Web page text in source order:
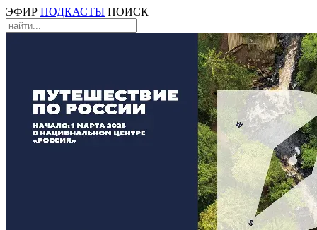
ЭФИР ПОДКАСТЫ ПОИСК